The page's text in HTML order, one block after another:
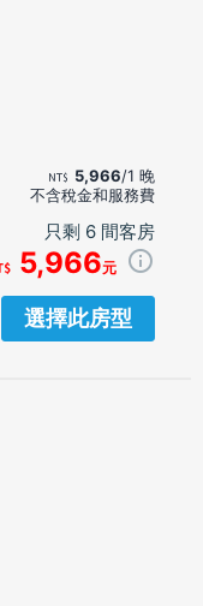
5,966/1 晚
不含稅金和服務費
只剩 6 間客房
5,966元
選擇此房型